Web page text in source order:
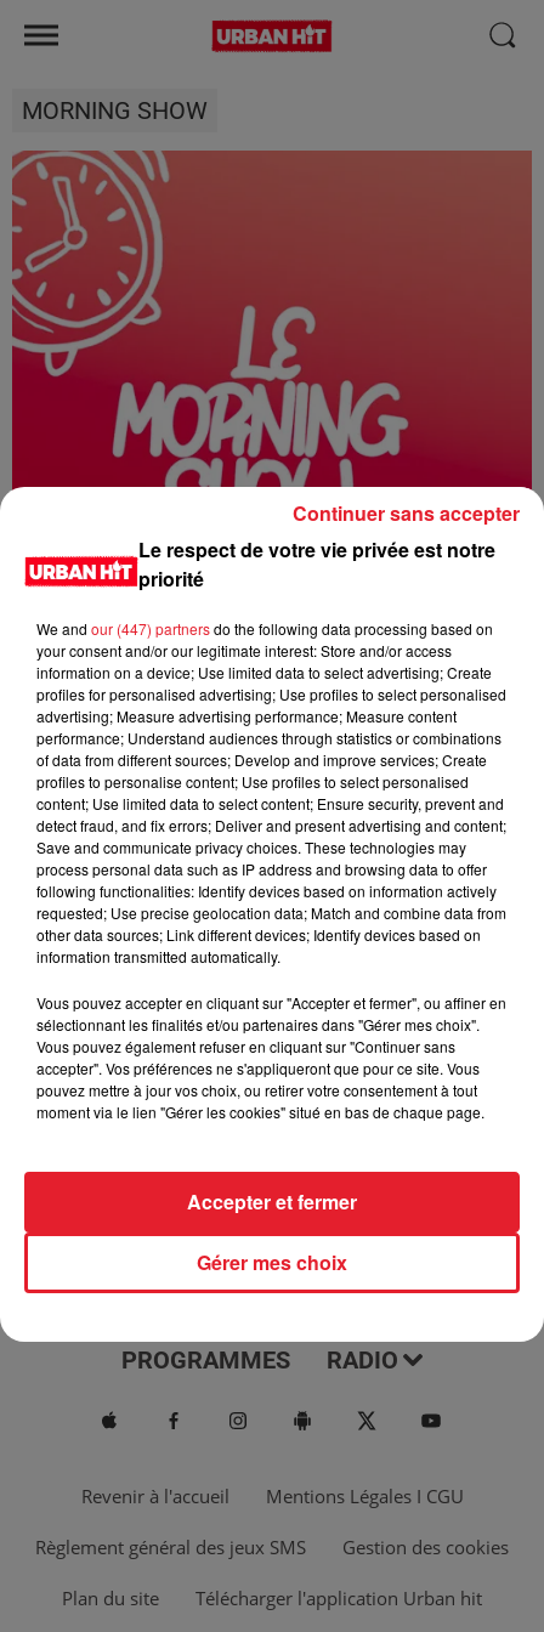
MORNING SHOW
0:00 1 min 36 sec
29 juin 2026 - 1 min 36 sec
MORNING SHOW 07H15 du 26.06.2026
Le Morning Show
ACTUS MUSIQUES
PROGRAMMES RADIO
Revenir à l'accueil Mentions Légales I CGU
Règlement général des jeux SMS Gestion des cookies
Plan du site Télécharger l'application Urban hit
Le respect de votre vie privée est notre
priorité
We and our (447) partnersdo the following data processing based on
your consent and/or our legitimate interest: Store and/or access
information on a device; Use limited data to select advertising; Create
profiles for personalised advertising; Use profiles to select personalised
advertising; Measure advertising performance; Measure content
performance; Understand audiences through statistics or combinations
of data from different sources; Develop and improve services; Create
profiles to personalise content; Use profiles to select personalised
content; Use limited data to select content; Ensure security, prevent and
detect fraud, and fix errors; Deliver and present advertising and content;
Save and communicate privacy choices. These technologies may
process personal data such as IP address and browsing data to offer
following functionalities: Identify devices based on information actively
requested; Use precise geolocation data; Match and combine data from
other data sources; Link different devices; Identify devices based on
information transmitted automatically.
Vous pouvez accepter en cliquant sur "Accepter et fermer", ou affiner en
sélectionnant les finalités et/ou partenaires dans "Gérer mes choix".
Vous pouvez également refuser en cliquant sur "Continuer sans
accepter". Vos préférences ne s'appliqueront que pour ce site. Vous
pouvez mettre à jour vos choix, ou retirer votre consentement à tout
moment via le lien "Gérer les cookies" situé en bas de chaque page.
Gérer mes choix
Accepter et fermer
Continuer sans accepter